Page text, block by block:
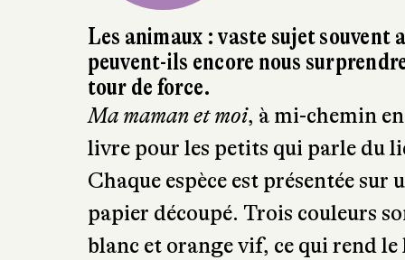
Les animaux : vaste sujet
peuvent-ils encore nous
tour de force.
Ma maman et moi, à mi-chemin
livre pour les petits qui parle du
Chaque espèce est présentée
papier découpé. Trois couleurs
blanc et orange vif, ce qui rend